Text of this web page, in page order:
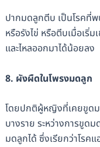
ปากมดลูกตีบ เป็นโรคที่
หรือรังไข่ หรือตีบเมื่อเริ่
และไหลออกมาได้น้อยลง
8. ผังผืดในโพรงมดลูก
โดยปกติผู้หญิงที่เคยขูด
บางราย ระหว่างการขูด
มดลูกได้ ซึ่งเรียกว่าโรค